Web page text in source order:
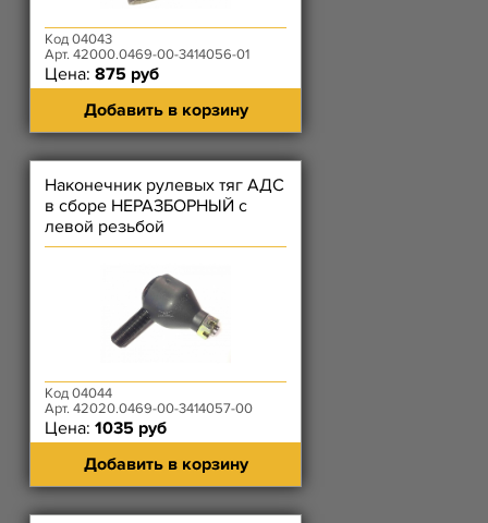
Код 04043
Арт. 42000.0469-00-3414056-01
Цена: 875 руб
Добавить в корзину
Наконечник рулевых тяг АДС
в сборе НЕРАЗБОРНЫЙ с
левой резьбой
Код 04044
Арт. 42020.0469-00-3414057-00
Цена: 1035 руб
Добавить в корзину